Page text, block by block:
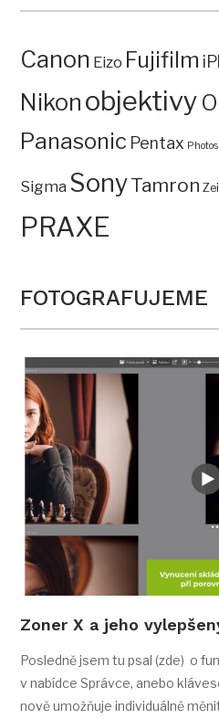
Canon Eizo Fujifilm
Nikon objektivy
Panasonic Pentax
Sigma SonyTamron
PRAXE
FOTOGRAFUJEME
Zoner X a jeho
Posledně jsem tu psal (zde) o
v nabídce Správce, anebo
nově umožňuje individuálně